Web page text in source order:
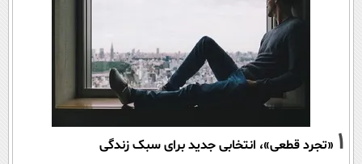
1 «تجرد قطعی»، انتخابی جدید برای سبک زندگی